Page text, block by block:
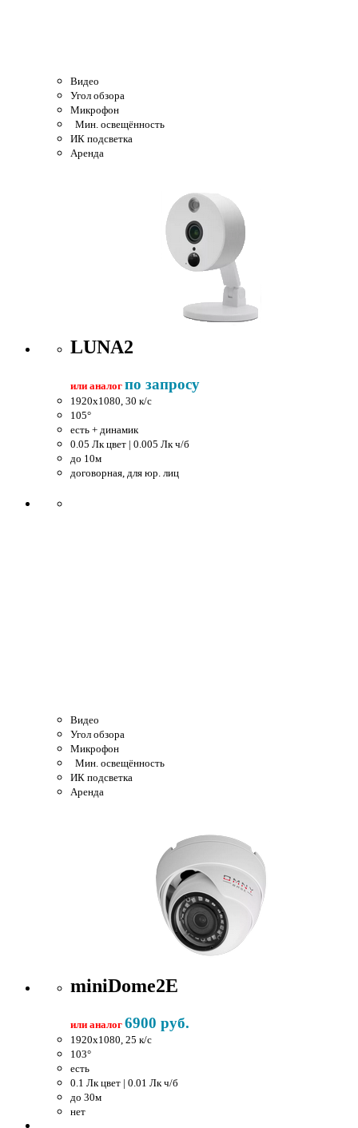
Видео
Угол обзора
Микрофон
Мин. освещённость
ИК подсветка
Аренда
LUNA2
или аналог по запросу
1920x1080, 30 к/c
105°
есть + динамик
0.05 Лк цвет | 0.005 Лк ч/б
до 10м
договорная, для юр. лиц
Видео
Угол обзора
Микрофон
Мин. освещённость
ИК подсветка
Аренда
miniDome2E
или аналог 6900 руб.
1920x1080, 25 к/c
103°
есть
0.1 Лк цвет | 0.01 Лк ч/б
до 30м
нет